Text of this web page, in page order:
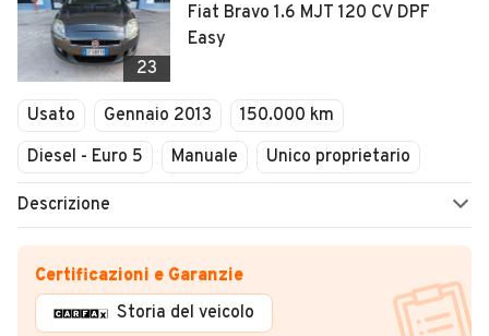
23
Fiat Bravo 1.6 MJT 120 CV DPF
Easy
Usato Gennaio 2013
150.000 km
Diesel - Euro 5
Manuale Unico proprietario
Descrizione
Certificazioni e Garanzie
Storia del veicolo